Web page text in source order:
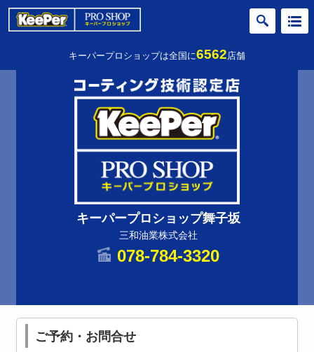
キーパープロショップは全国に6562店舗
キーパープロショップ舞子坂
三和油業株式会社
078-784-3320
ご予約・お問合せ